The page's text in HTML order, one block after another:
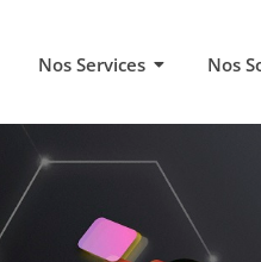
Nos Services Nos